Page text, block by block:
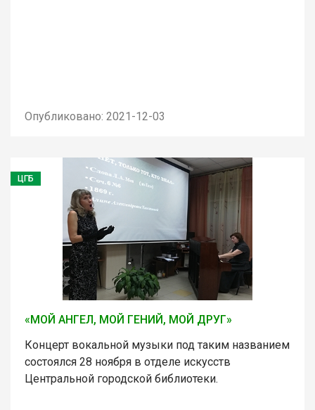
Опубликовано: 2021-12-03
ЦГБ
«МОЙ АНГЕЛ, МОЙ ГЕНИЙ, МОЙ ДРУГ»
Концерт вокальной музыки под таким названием
состоялся 28 ноября в отделе искусств
Центральной городской библиотеки.